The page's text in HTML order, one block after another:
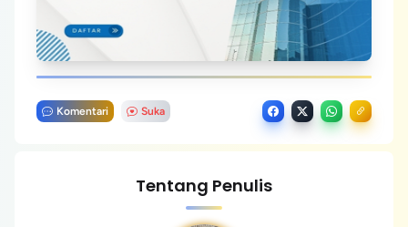
Komentari Suka
Tentang Penulis